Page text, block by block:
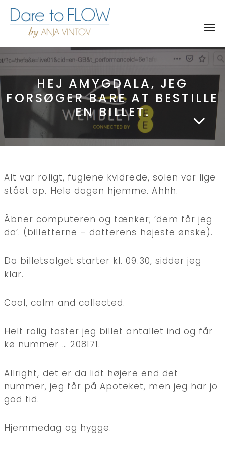
HEJ AMYGDALA, JEG
FORSØGER BARE AT BESTILLE
EN BILLET.
Alt var roligt, fuglene kvidrede, solen var lige
stået op. Hele dagen hjemme. Ahhh.
Åbner computeren og tænker; ’dem får jeg
da’. (billetterne – datterens højeste ønske).
Da billetsalget starter kl. 09.30, sidder jeg
klar.
Cool, calm and collected.
Helt rolig taster jeg billet antallet ind og får
kø nummer … 208171.
Allright, det er da lidt højere end det
nummer, jeg får på Apoteket, men jeg har jo
god tid.
Hjemmedag og hygge.